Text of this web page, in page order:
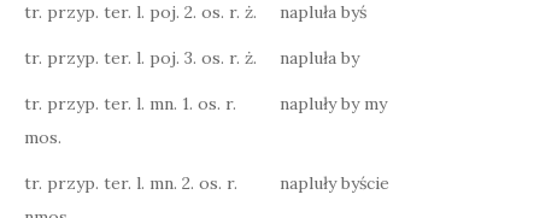
tr. przyp. ter. l. poj. 2. os. r. ż. napluła byś
tr. przyp. ter. l. poj. 3. os. r. ż. napluła by
tr. przyp. ter. l. mn. 1. os. r.
mos.
napluły by my
tr. przyp. ter. l. mn. 2. os. r.
napluły byście